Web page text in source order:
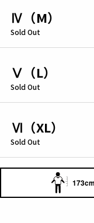
Ⅳ（M）
Sold Out
Ⅴ（L）
Sold Out
Ⅵ（XL）
Sold Out